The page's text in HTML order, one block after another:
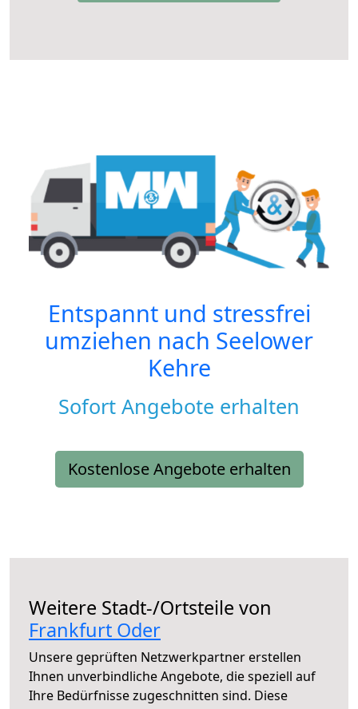
Entspannt und stressfrei
umziehen nach Seelower
Kehre
Sofort Angebote erhalten
Kostenlose Angebote erhalten
Weitere Stadt-/Ortsteile von
Frankfurt Oder
Unsere geprüften Netzwerkpartner erstellen
Ihnen unverbindliche Angebote, die speziell auf
Ihre Bedürfnisse zugeschnitten sind. Diese